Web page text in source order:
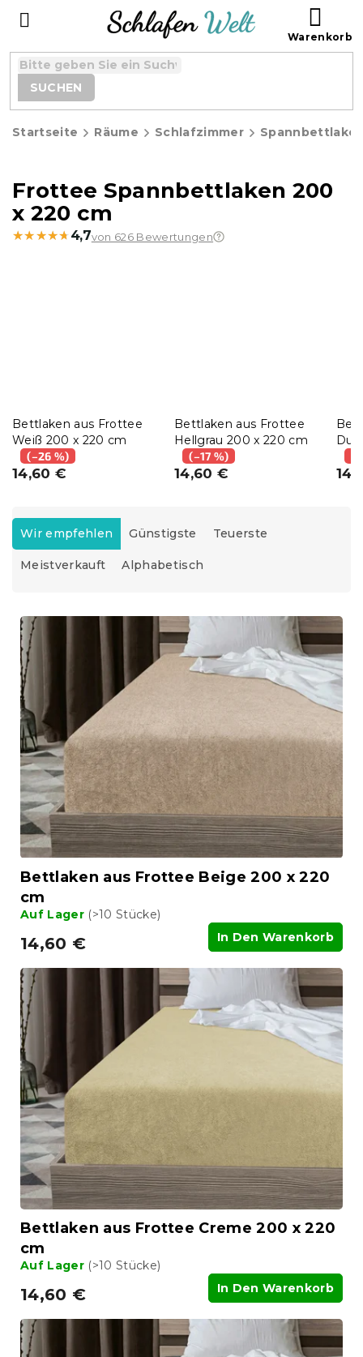
SUCHEN
Startseite Räume Schlafzimmer
Frottee Spannbettlaken 200
x 220 cm
★★★★★
★★★★★ 4,7von 626 Bewertungen
Bettlaken aus Frottee
Weiß 200 x 220 cm
(–26 %)
14,60 €
Bettlaken aus Frottee
Hellgrau 200 x 220 cm
(–17 %)
14,60 €
P
o
d
o
e
u
n
g
Wir empfehlen Günstigste Teuerste
Meistverkauft Alphabetisch
L
e
d
e
P
o
d
u
k
eBettlaken aus Frottee Beige 200 x 220
cm
Auf Lager (>10 Stücke)
14,60 € In Den Warenkorb
Bettlaken aus Frottee Creme 200 x 220
cm
Auf Lager (>10 Stücke)
14,60 € In Den Warenkorb